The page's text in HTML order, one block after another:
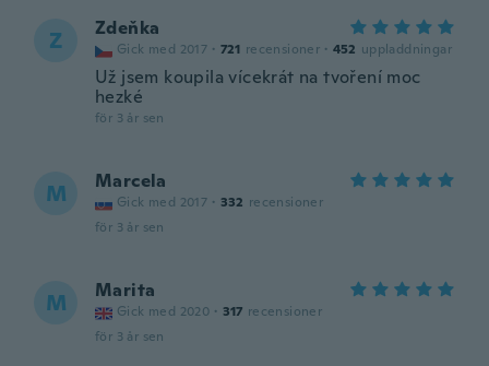
Z Zdeňka
Gick med 2017 · 721 recensioner · 452 uppladdningar
Už jsem koupila vícekrát na tvoření moc
hezké
för 3 år sen
M Marcela
Gick med 2017 · 332 recensioner
för 3 år sen
M Marita
Gick med 2020 · 317 recensioner
för 3 år sen